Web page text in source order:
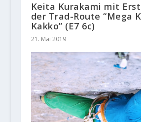
Keita Kurakami mit
der Trad-Route “Mega
Kakko” (E7 6c)
21. Mai 2019